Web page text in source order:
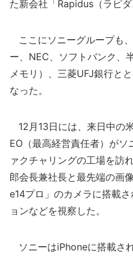
た新会社「Rapidus（ラピ
ここにソニーグループも
ー、NEC、ソフトバンク、
メモリ）、三菱UFJ銀行と
なった。
12月13日には、来日中の
EO（最高経営責任者）が
ァクチャリングの工場を訪
郎会長兼社長と最先端の画
e14プロ」のカメラに搭載
ョンなどを視察した。
ソニーはiPhoneに搭載さ